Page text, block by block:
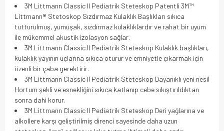
3M Littmann Classic II Pediatrik Steteskop Patentli 3M™
Littmann® Stetoskop Sızdırmaz Kulaklık Başlıkları sıkıca
tutturulmuş, yumuşak, sızdırmaz kulaklıklardır ve rahat bir uyum
ile mükemmel akustik izolasyon sağlar.
3M Littmann Classic II Pediatrik Steteskop Kulaklık başlıkları,
kulaklık yayının uçlarına sıkıca oturur ve emniyetle çıkarmak için
özenli bir çaba gerektirir.
3M Littmann Classic II Pediatrik Steteskop Dayanıklı yeni nesil
Hortum şekli ve esnekliğini sıkıca katlanıp cebe sıkıştırıldıktan
sonra dahi korur.
3M Littmann Classic II Pediatrik Steteskop Deri yağlarına ve
alkollere karşı geliştirilmiş direnci sayesinde daha uzun